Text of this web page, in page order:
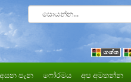
පැන ෆෝරමය අප අමතන්න